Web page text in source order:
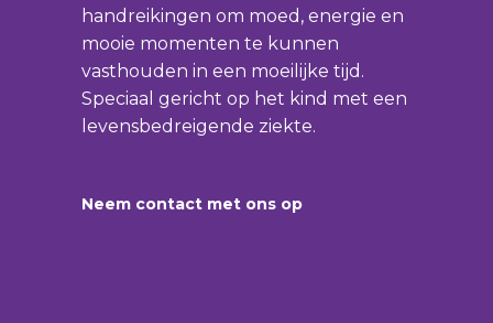
handreikingen om moed, energie en
mooie momenten te kunnen
vasthouden in een moeilijke tijd.
Speciaal gericht op het kind met een
levensbedreigende ziekte.
Neem contact met ons op